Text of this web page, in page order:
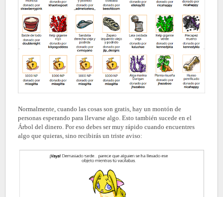
Normalmente, cuando las cosas son gratis, hay un montón de
personas esperando para llevarse algo. Esto también sucede en el
Árbol del dinero. Por eso debes ser muy rápido cuando encuentres
algo que quieras, sino recibirás un triste aviso: